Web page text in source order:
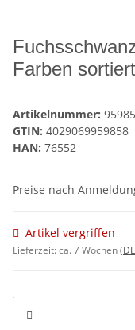
Farben
Artikelnummer: 95985
GTIN: 4029069959858
HAN: 76552
Preise nach
Artikel vergriffen
Lieferzeit:ca. 7 Wochen